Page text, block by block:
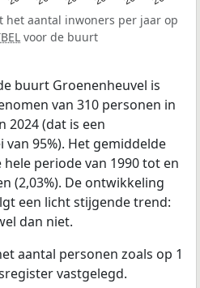
het aantal inwoners per jaar op
voor de buurt
buurt Groenenheuvel is
van 310 personen in
2024 (dat is een
95%). Het gemiddelde
periode van 1990 tot en
(2,03%). De ontwikkeling
een licht stijgende trend:
dan niet.
aantal personen zoals op 1
vastgelegd.